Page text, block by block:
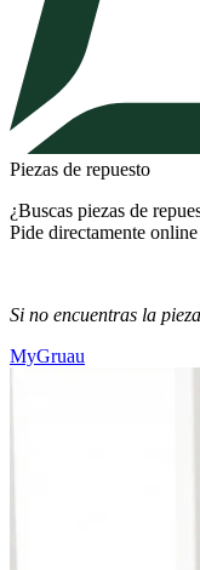
Piezas de repuesto
¿Buscas piezas de
Pide directamente
Si no encuentras la
MyGruau